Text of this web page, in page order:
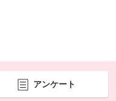
アンケート